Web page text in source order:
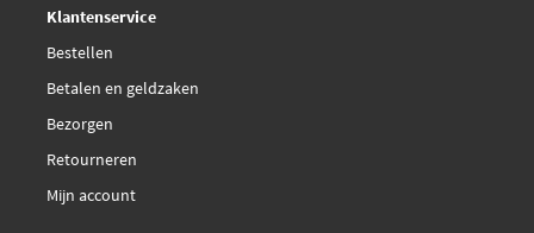
Klantenservice
Bestellen
Betalen en geldzaken
Bezorgen
Retourneren
Mijn account